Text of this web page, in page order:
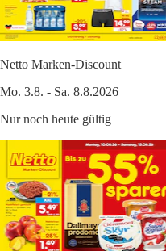
Netto Marken-Discount
Mo. 3.8. - Sa. 8.8.2026
Nur noch heute gültig